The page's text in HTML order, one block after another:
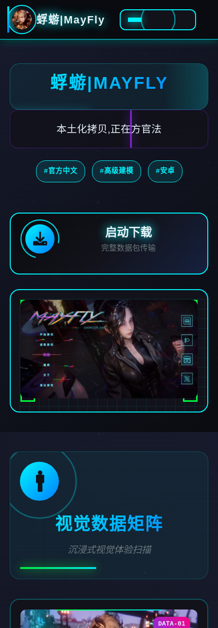
蜉蝣|MayFly
蜉蝣|MAYFLY
本土化拷贝,正在方官法
#官方中文 #高级建模 #安卓
启动下载
完整数据包传输
🚹
视觉数据矩阵
沉浸式视觉体验扫描
DATA-01